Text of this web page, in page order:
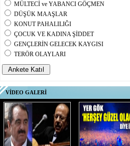
MÜLTECİ ve YABANCI GÖÇMEN
DÜŞÜK MAAŞLAR
KONUT PAHALILIĞI
ÇOCUK VE KADINA ŞİDDET
GENÇLERİN GELECEK KAYGISI
TERÖR OLAYLARI
VİDEO GALERİ